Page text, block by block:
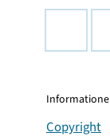
Copyright